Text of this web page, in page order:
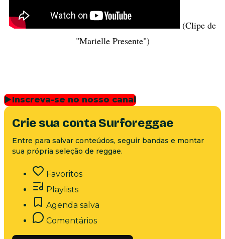
(Clipe de
"Marielle Presente")
▶Inscreva-se no nosso canal
Crie sua conta Surforeggae
Entre para salvar conteúdos, seguir bandas e montar
sua própria seleção de reggae.
Favoritos
Playlists
Agenda salva
Comentários